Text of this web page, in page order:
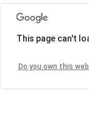
This page can't
Do you own this